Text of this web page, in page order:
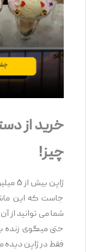
خرید از
چیز!
ژاپن
جاست که این
شما می‌ توانید از
حتی میگوی زنده
فقط در ژاپن دیده